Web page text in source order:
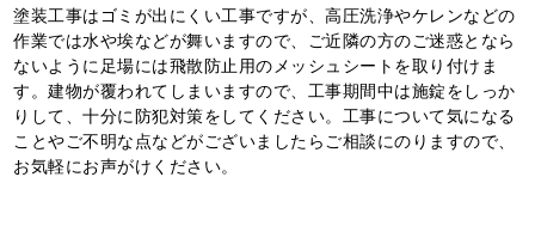
塗装工事はゴミが出にくい工事ですが、高圧洗浄やケレンなどの
作業では水や埃などが舞いますので、ご近隣の方のご迷惑となら
ないように足場には飛散防止用のメッシュシートを取り付けま
す。建物が覆われてしまいますので、工事期間中は施錠をしっか
りして、十分に防犯対策をしてください。工事について気になる
ことやご不明な点などがございましたらご相談にのりますので、
お気軽にお声がけください。